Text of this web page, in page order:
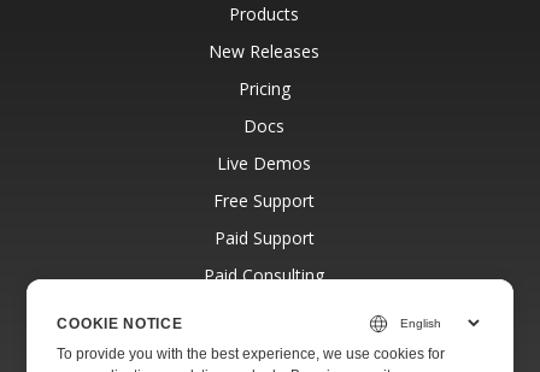
Products
New Releases
Pricing
Docs
Live Demos
Free Support
Paid Support
Paid Consulting
Websites
COOKIE NOTICE
To provide you with the best experience, we use cookies for